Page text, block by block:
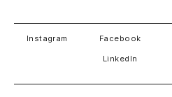
Instagram Facebook
LinkedIn